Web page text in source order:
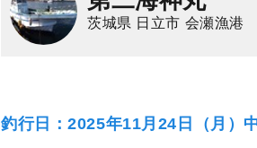
茨城県 日立市 会瀬漁港
釣行日：2025年11月24日（月）